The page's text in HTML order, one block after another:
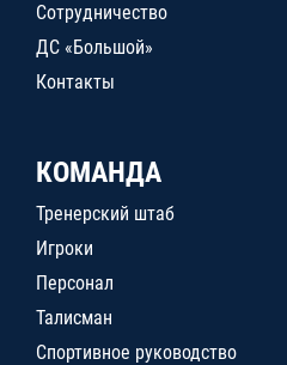
Сотрудничество
ДС «Большой»
Контакты
КОМАНДА
Тренерский штаб
Игроки
Персонал
Талисман
Спортивное руководство